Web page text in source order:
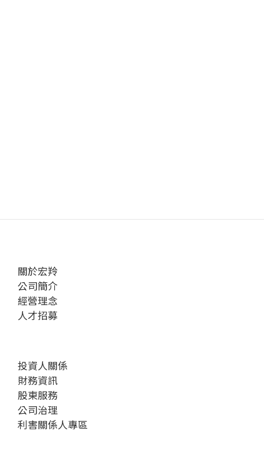
關於宏羚
公司簡介
經營理念
人才招募
投資人關係
財務資訊
股東服務
公司治理
利害關係人專區